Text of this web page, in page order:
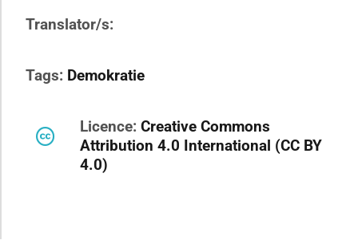
Translator/s:
Tags: Demokratie
Licence: Creative Commons
Attribution 4.0 International (CC BY
4.0)